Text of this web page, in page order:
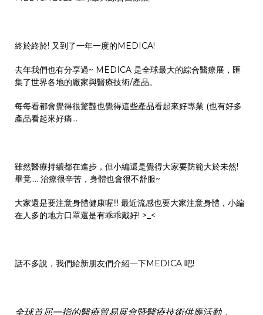
終於終於! 又到了一年一度的MEDICA!
去年我們也有分享過~ MEDICA 是全球最大的綜合醫療展，匯
集了世界各地的廠家與醫療技術/產品。
每每看都會覺得很驚豔也覺得這些產品看起來好專業 (也有好多
產品看起來好痛...
雖然醫療持續都在進步，但小編還是覺得大家要防範大於未然!
畢竟.... 治療很辛苦，身體也會很不舒服~
大家還是要注意身體健康喔!!! 最近流感也要大家注意身體，小編
在人多的地方口罩還是有乖乖戴好! >_<
話不多說，我們給新朋友們介紹一下MEDICA 吧!
全球首屈一指的醫療貿易展會暨醫療技術供應活動，